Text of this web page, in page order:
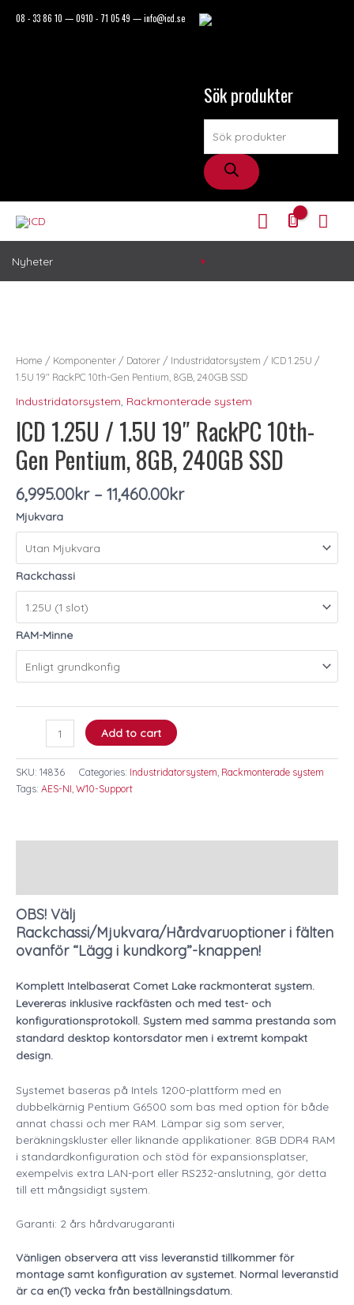
08 - 33 86 10 —0910 - 71 05 49 —info@icd.se
Sök produkter
Products
Mitt
Konto
Nyheter
Home / Komponenter / Datorer / Industridatorsystem / ICD 1.25U /
1.5U 19″ RackPC 10th-Gen Pentium, 8GB, 240GB SSD
Industridatorsystem Rackmonterade system
ICD 1.25U / 1.5U 19″ RackPC 10th-
Gen Pentium, 8GB, 240GB SSD
6,995.00kr– 11,460.00kr
Mjukvara
Rackchassi
RAM-Minne
1.5U
19"
10th-
Gen
Pentium,
8GB,
240GB
SSD
quantity
Add to cart
SKU: 14836 Categories: Industridatorsystem Rackmonterade system
Tags: AES-NI W10-Support
OBS! Välj
Rackchassi/Mjukvara/Hårdvaruoptioner i fälten
ovanför “Lägg i kundkorg”-knappen!
Komplett Intelbaserat Comet Lake rackmonterat system.
Levereras inklusive rackfästen och med test- och
konfigurationsprotokoll. System med samma prestanda som
standard desktop kontorsdator men i extremt kompakt
design.
Systemet baseras på Intels 1200-plattform med en
dubbelkärnig Pentium G6500 som bas med option för både
annat chassi och mer RAM. Lämpar sig som server,
beräkningskluster eller liknande applikationer. 8GB DDR4 RAM
i standardkonfiguration och stöd för expansionsplatser,
exempelvis extra LAN-port eller RS232-anslutning, gör detta
till ett mångsidigt system.
Garanti: 2 års hårdvarugaranti
Vänligen observera att viss leveranstid tillkommer för
montage samt konfiguration av systemet. Normal leveranstid
är ca en(1) vecka från beställningsdatum.